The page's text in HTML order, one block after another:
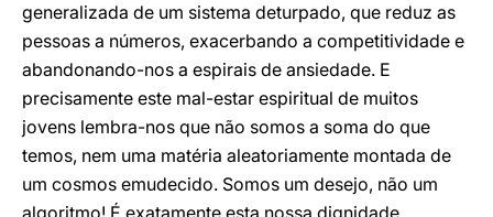
generalizada de um sistema deturpado, que reduz as
pessoas a números, exacerbando a competitividade e
abandonando-nos a espirais de ansiedade. E
precisamente este mal-estar espiritual de muitos
jovens lembra-nos que não somos a soma do que
temos, nem uma matéria aleatoriamente montada de
um cosmos emudecido. Somos um desejo, não um
algoritmo! É exatamente esta nossa dignidade